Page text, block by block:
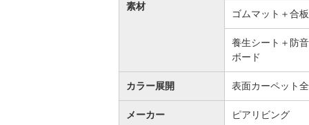
素材
ゴムマット＋合板
養生シート＋防音
ボード
カラー展開 表面カーペット
メーカー ピアリビング